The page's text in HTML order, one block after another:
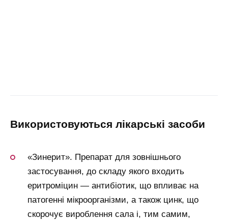
використовуються лікарські засоби
«Зинерит». Препарат для зовнішнього
застосування, до складу якого входить
еритроміцин — антибіотик, що впливає на
патогенні мікроорганізми, а також цинк, що
скорочує вироблення сала і, тим самим,